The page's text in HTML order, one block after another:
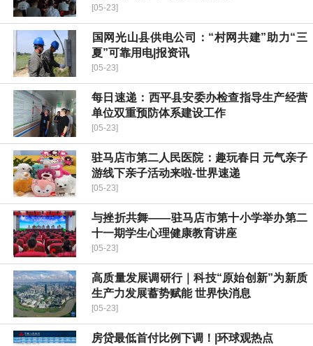
[05-23]
​国网光山县供电公司：“村网共建”助力“三
夏”可靠用电|报资讯
[05-23]
每日速递：​西平县安委办检查指导生产经营
单位双重预防体系建设工作
[05-23]
驻马店市第二人民医院：趣玩春日 元气亲子
游线下亲子活动来啦-世界速递
[05-23]
与挫折共舞——驻马店市第十小学举办第二
十一期学生心理健康教育讲座
[05-23]
高质量发展调研行｜科技“原始创新”为新质
生产力发展蓄势赋能 世界快消息
[05-23]
房贷最低首付比例下调！|环球观热点